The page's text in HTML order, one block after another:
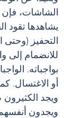
الشاشات، فإن
يشاهدها
التحفيز
للانضمام إلى
بواجباته.
أو الاغتسال.
ويجد
ويجدون